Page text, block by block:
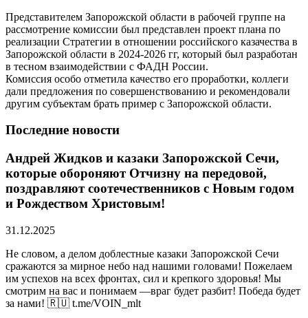
Представителем Запорожской области в рабочей группе на
рассмотрение комиссии был представлен проект плана по
реализации Стратегии в отношении российского казачества в
Запорожской области в 2024-2026 гг, который был разработан
в тесном взаимодействии с ФАДН России.
Комиссия особо отметила качество его проработки, коллеги
дали предложения по совершенствованию и рекомендовали
другим субъектам брать пример с Запорожской области.
Последние новости
Андрей Жидков и казаки Запорожской Сечи,
которые обороняют Отчизну на передовой,
поздравляют соотечественников с Новым годом
и Рождеством Христовым!
31.12.2025
Не словом, а делом доблестные казаки Запорожской Сечи
сражаются за мирное небо над нашими головами! Пожелаем
им успехов на всех фронтах, сил и крепкого здоровья! Мы
смотрим на вас и понимаем —враг будет разбит! Победа будет
за нами! 🇷🇺 t.me/VOIN_mlt